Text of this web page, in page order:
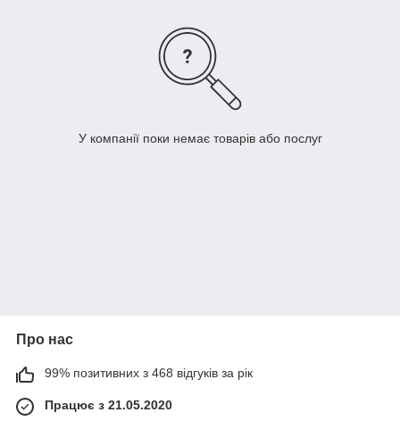
У компанії поки немає товарів або послуг
Про нас
99% позитивних з 468 відгуків за рік
Працює з 21.05.2020